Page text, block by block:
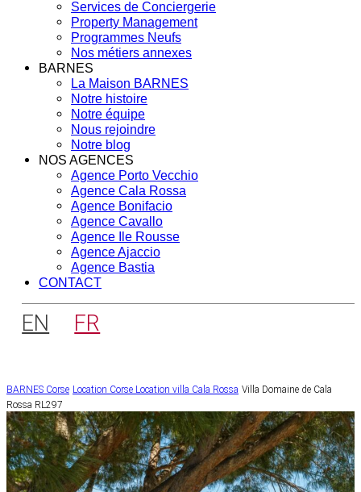
Services de Conciergerie
Property Management
Programmes Neufs
Nos métiers annexes
BARNES
La Maison BARNES
Notre histoire
Notre équipe
Nous rejoindre
Notre blog
NOS AGENCES
Agence Porto Vecchio
Agence Cala Rossa
Agence Bonifacio
Agence Cavallo
Agence Ile Rousse
Agence Ajaccio
Agence Bastia
CONTACT
EN FR
BARNES Corse Location Corse Location villa Cala Rossa Villa Domaine de Cala
Rossa RL297